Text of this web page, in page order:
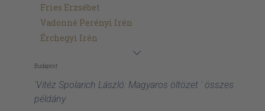
Fries Erzsébet
Vadonné Perényi Irén
Érchegyi Irén
Budapest
'Vitéz Spolarich László: Magyaros öltözet ' összes
példány